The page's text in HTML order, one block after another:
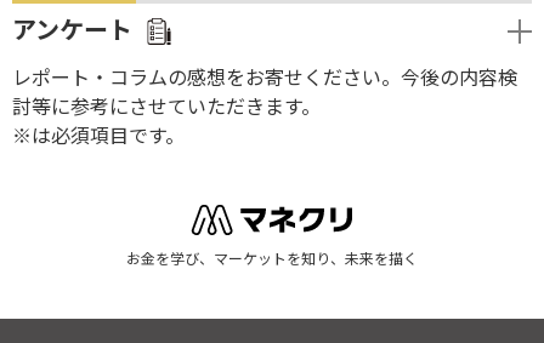
アンケート
レポート・コラムの感想をお寄せください。今後の内容検
討等に参考にさせていただきます。
※は必須項目です。
お金を学び、マーケットを知り、未来を描く